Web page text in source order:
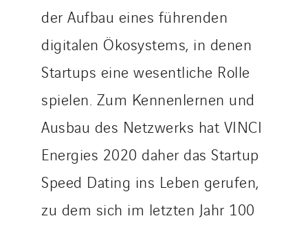
der Aufbau eines führenden
digitalen Ökosystems, in denen
Startups eine wesentliche Rolle
spielen. Zum Kennenlernen und
Ausbau des Netzwerks hat VINCI
Energies 2020 daher das Startup
Speed Dating ins Leben gerufen,
zu dem sich im letzten Jahr 100